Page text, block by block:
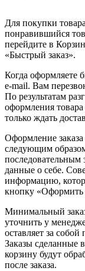
Для покупки
понравившийся
перейдите в
«Быстрый заказ».
Когда оформляете
e-mail. Вам
По результатам
оформления
только ждать
Оформление
следующим
последовательным
данные о себе.
информацию,
кнопку «Оформить
Минимальный
уточнить у
оставляет за
Заказы сделанные
корзину будут
после заказа.